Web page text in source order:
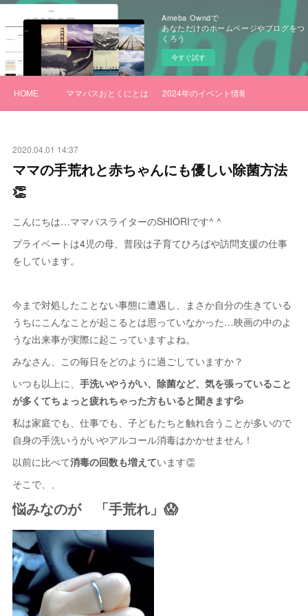
Ameba Owndで
あなただけのホームページやブログをつ
くろう
今すぐ試す
HOME ママパスおとくにとは 2024年のイベント情報
2020.04.01 14:37
ママの手荒れと赤ちゃんにも優しい除菌方法
👏
こんにちは…ママパスライターのSHIORIです^ ^
プライベートは4児の母、普段は子育てひろばや訪問支援の仕事
をしています。
今まで対処したことない事態に遭遇し、まさか自分の生きている
うちにこんなことが起こるとは思っていなかった…映画の中のよ
うな出来事が実際に起こっていますよね。
みなさん、この毎日をどのように過ごしていますか？
いつも以上に、手洗いやうがい、除菌など、気を張っていること
が多くてちょっと疲れちゃった方もいると聞きます💦
私は家庭でも、仕事でも、子どもたちと触れ合うことが多いので
自身の手洗いうがいやアルコール消毒はかかせません！
以前に比べて消毒の回数も増えています👏
そこで、、
悩みなのが 「手荒れ」😱